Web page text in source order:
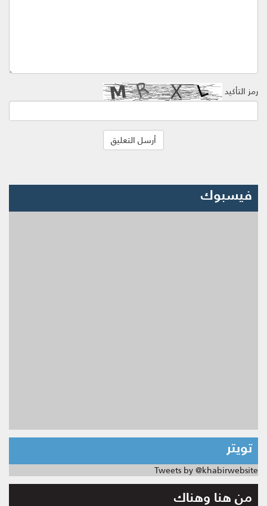
رمز التأكيد
فيسبوك
تويتر
Tweets by @khabirwebsite
من هنا وهناك